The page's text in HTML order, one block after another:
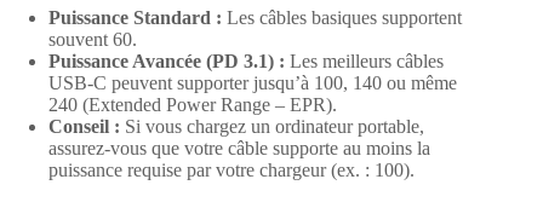
Puissance Standard : Les câbles basiques supportent
souvent 60.
Puissance Avancée (PD 3.1) : Les meilleurs câbles
USB-C peuvent supporter jusqu’à 100, 140 ou même
240 (Extended Power Range – EPR).
Conseil : Si vous chargez un ordinateur portable,
assurez-vous que votre câble supporte au moins la
puissance requise par votre chargeur (ex. : 100).